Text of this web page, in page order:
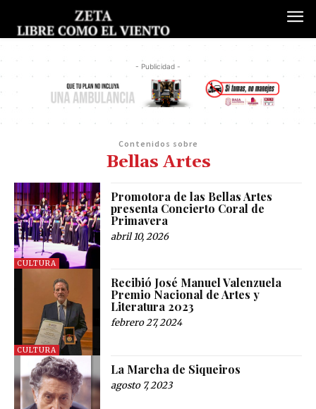
- Publicidad -
Contenidos sobre
Bellas Artes
CULTURA
Promotora de las Bellas Artes
presenta Concierto Coral de
Primavera
abril 10, 2026
CULTURA
Recibió José Manuel Valenzuela
Premio Nacional de Artes y
Literatura 2023
febrero 27, 2024
La Marcha de Siqueiros
agosto 7, 2023